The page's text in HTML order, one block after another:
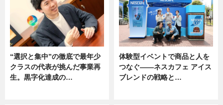
“選択と集中”の徹底で最年少
クラスの代表が挑んだ事業再
生。黒字化達成の…
体験型イベントで商品と人を
つなぐ――ネスカフェ アイス
ブレンドの戦略と…